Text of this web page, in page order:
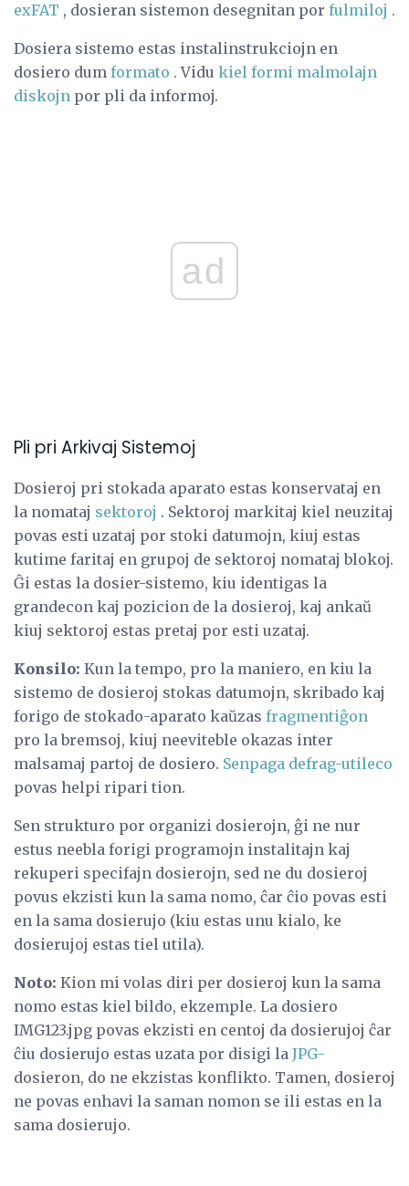
exFAT , dosieran sistemon desegnitan por fulmiloj .
Dosiera sistemo estas instalinstrukciojn en
dosiero dum formato . Vidu kiel formi malmolajn
diskojn por pli da informoj.
ad
Pli pri Arkivaj Sistemoj
Dosieroj pri stokada aparato estas konservataj en
la nomataj sektoroj . Sektoroj markitaj kiel neuzitaj
povas esti uzataj por stoki datumojn, kiuj estas
kutime faritaj en grupoj de sektoroj nomataj blokoj.
Ĝi estas la dosier-sistemo, kiu identigas la
grandecon kaj pozicion de la dosieroj, kaj ankaŭ
kiuj sektoroj estas pretaj por esti uzataj.
Konsilo: Kun la tempo, pro la maniero, en kiu la
sistemo de dosieroj stokas datumojn, skribado kaj
forigo de stokado-aparato kaŭzas fragmentiĝon
pro la bremsoj, kiuj neeviteble okazas inter
malsamaj partoj de dosiero. Senpaga defrag-utileco
povas helpi ripari tion.
Sen strukturo por organizi dosierojn, ĝi ne nur
estus neebla forigi programojn instalitajn kaj
rekuperi specifajn dosierojn, sed ne du dosieroj
povus ekzisti kun la sama nomo, ĉar ĉio povas esti
en la sama dosierujo (kiu estas unu kialo, ke
dosierujoj estas tiel utila).
Noto: Kion mi volas diri per dosieroj kun la sama
nomo estas kiel bildo, ekzemple. La dosiero
IMG123.jpg povas ekzisti en centoj da dosierujoj ĉar
ĉiu dosierujo estas uzata por disigi la JPG-
dosieron, do ne ekzistas konflikto. Tamen, dosieroj
ne povas enhavi la saman nomon se ili estas en la
sama dosierujo.